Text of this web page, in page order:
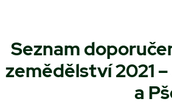
Seznam
zemědělství 2021
a